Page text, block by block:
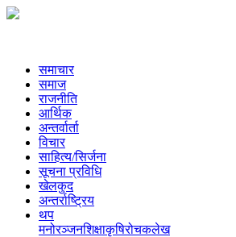
समाचार
समाज
राजनीति
आर्थिक
अन्तर्वार्ता
विचार
साहित्य/सिर्जना
सूचना प्रविधि
खेलकुद
अन्तर्राष्ट्रिय
थप
मनोरञ्‍जनशिक्षाकृषिरोचकलेख